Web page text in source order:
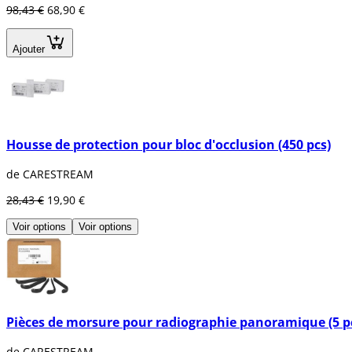
98,43 € 68,90 €
Ajouter
Housse de protection pour bloc d'occlusion (450 pcs)
de CARESTREAM
28,43 € 19,90 €
Voir options Voir options
Pièces de morsure pour radiographie panoramique (5